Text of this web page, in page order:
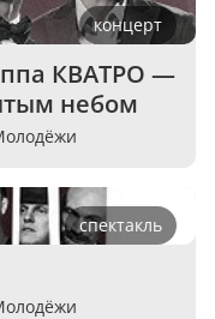
концерт
КВАТРО —
небом
спектакль